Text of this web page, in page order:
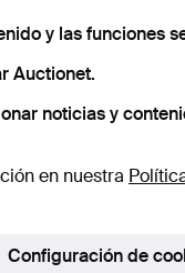
y las funciones
Auctionet.
noticias y
en nuestra
Configuración de